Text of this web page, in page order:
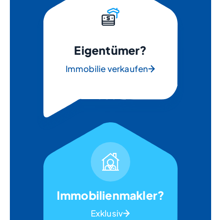
Eigentümer?
Immobilie verkaufen
Immobilienmakler?
Exklusiv